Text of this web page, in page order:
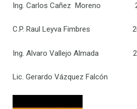
Ing. Carlos Cañez Moreno
C.P. Raul Leyva Fimbres
Ing. Alvaro Vallejo Almada
Lic. Gerardo Vázquez Falcón